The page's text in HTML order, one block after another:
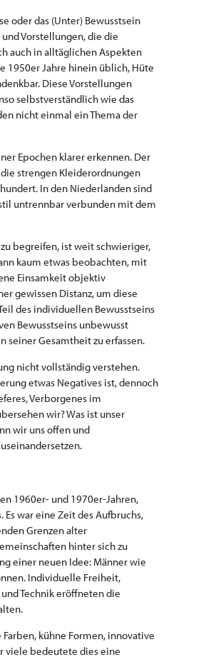
oder das (Unter) Bewusstsein
Vorstellungen, die die
auch in alltäglichen Aspekten
1950er Jahre hinein üblich, Hüte
Diese Vorstellungen
selbstverständlich wie das
nicht einmal ein Thema der
Epochen klarer erkennen. Der
strengen Kleiderordnungen
In den Niederlanden sind
untrennbar verbunden mit dem
begreifen, ist weit schwieriger,
kaum etwas beobachten, mit
Einsamkeit objektiv
gewissen Distanz, um diese
des individuellen Bewusstseins
Bewusstseins unbewusst
seiner Gesamtheit zu erfassen.
nicht vollständig verstehen.
etwas Negatives ist, dennoch
Verborgenes im
wir? Was ist unser
wir uns offen und
1960er- und 1970er-Jahren,
war eine Zeit des Aufbruchs,
Grenzen alter
hinter sich zu
einer neuen Idee: Männer wie
Individuelle Freiheit,
Technik eröffneten die
kühne Formen, innovative
viele bedeutete dies eine